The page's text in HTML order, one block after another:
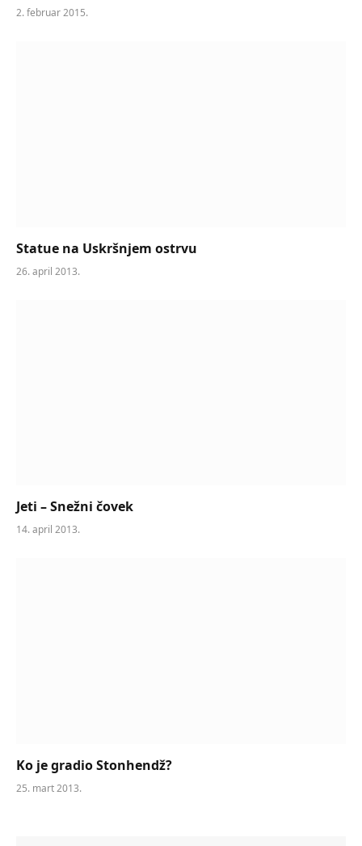
2. februar 2015.
Statue na Uskršnjem ostrvu
26. april 2013.
Jeti – Snežni čovek
14. april 2013.
Ko je gradio Stonhendž?
25. mart 2013.